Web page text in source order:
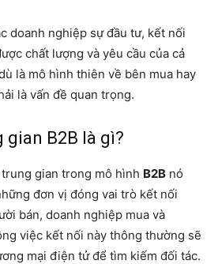
doanh nghiệp sự đầu tư, kết nối
chất lượng và yêu cầu của cả
là mô hình thiên về bên mua hay
là vấn đề quan trọng.
B2B là gì?
gian trong mô hình B2B nó
đơn vị đóng vai trò kết nối
bán, doanh nghiệp mua và
việc kết nối này thông thường sẽ
mại điện tử để tìm kiếm đối tác.